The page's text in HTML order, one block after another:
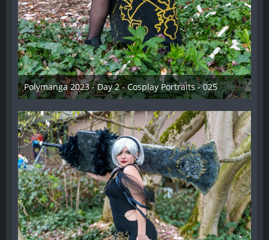
Polymanga 2023 - Day 2 - Cosplay Portraits - 025
12. Mai 2023